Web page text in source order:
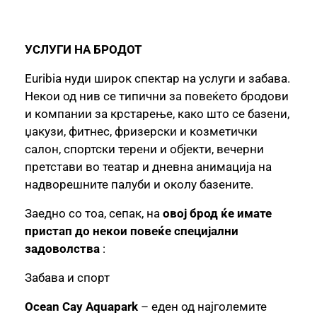
УСЛУГИ НА БРОДОТ
Euribia нуди широк спектар на услуги и забава.
Некои од нив се типични за повеќето бродови
и компании за крстарење, како што се базени,
џакузи, фитнес, фризерски и козметички
салон, спортски терени и објекти, вечерни
претстави во театар и дневна анимација на
надворешните палуби и околу базените.
Заедно со тоа, сепак, на овој брод ќе имате
пристап до некои повеќе специјални
задоволства :
Забава и спорт
Ocean Cay Aquapark – еден од најголемите